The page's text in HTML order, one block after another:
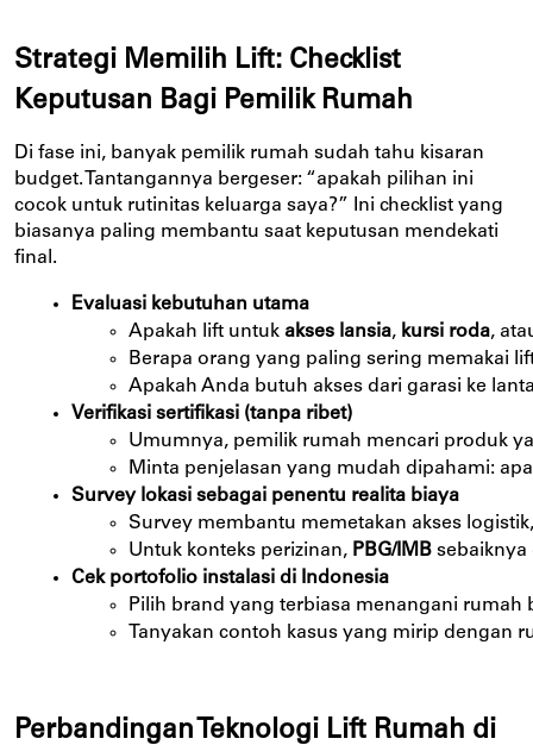
Strategi Memilih Lift: Checklist
Keputusan Bagi Pemilik Rumah
Di fase ini, banyak pemilik rumah sudah tahu kisaran
budget. Tantangannya bergeser: “apakah pilihan ini
cocok untuk rutinitas keluarga saya?” Ini checklist yang
biasanya paling membantu saat keputusan mendekati
final.
Evaluasi kebutuhan utama
Apakah lift untuk akses lansia, kursi roda,
Berapa orang yang paling sering memakai
Apakah Anda butuh akses dari garasi ke
Verifikasi sertifikasi (tanpa ribet)
Umumnya, pemilik rumah mencari produk
Minta penjelasan yang mudah dipahami:
Survey lokasi sebagai penentu realita biaya
Survey membantu memetakan akses
Untuk konteks perizinan, PBG/IMB sebaiknya
Cek portofolio instalasi di Indonesia
Pilih brand yang terbiasa menangani
Tanyakan contoh kasus yang mirip dengan
Perbandingan Teknologi Lift Rumah di